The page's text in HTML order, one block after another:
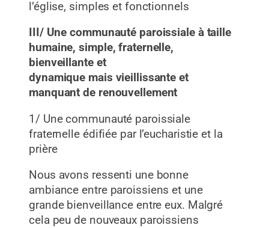
l’église, simples et fonctionnels
III/ Une communauté paroissiale à taille
humaine, simple, fraternelle,
bienveillante et
dynamique mais vieillissante et
manquant de renouvellement
1/ Une communauté paroissiale
fraternelle édifiée par l’eucharistie et la
prière
Nous avons ressenti une bonne
ambiance entre paroissiens et une
grande bienveillance entre eux. Malgré
cela peu de nouveaux paroissiens